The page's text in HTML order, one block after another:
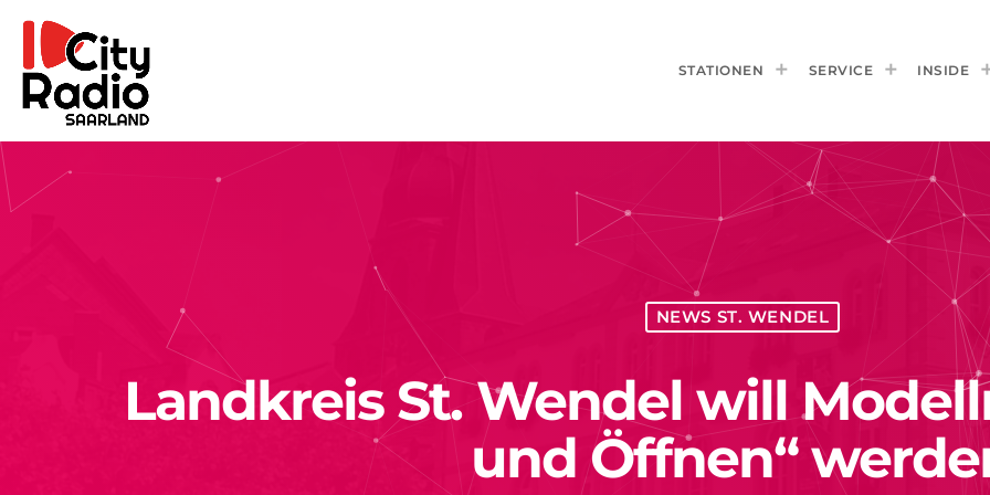
STATIONEN SERVICE INSIDE
NEWS ST. WENDEL
Landkreis St. Wendel will
und Öffnen“